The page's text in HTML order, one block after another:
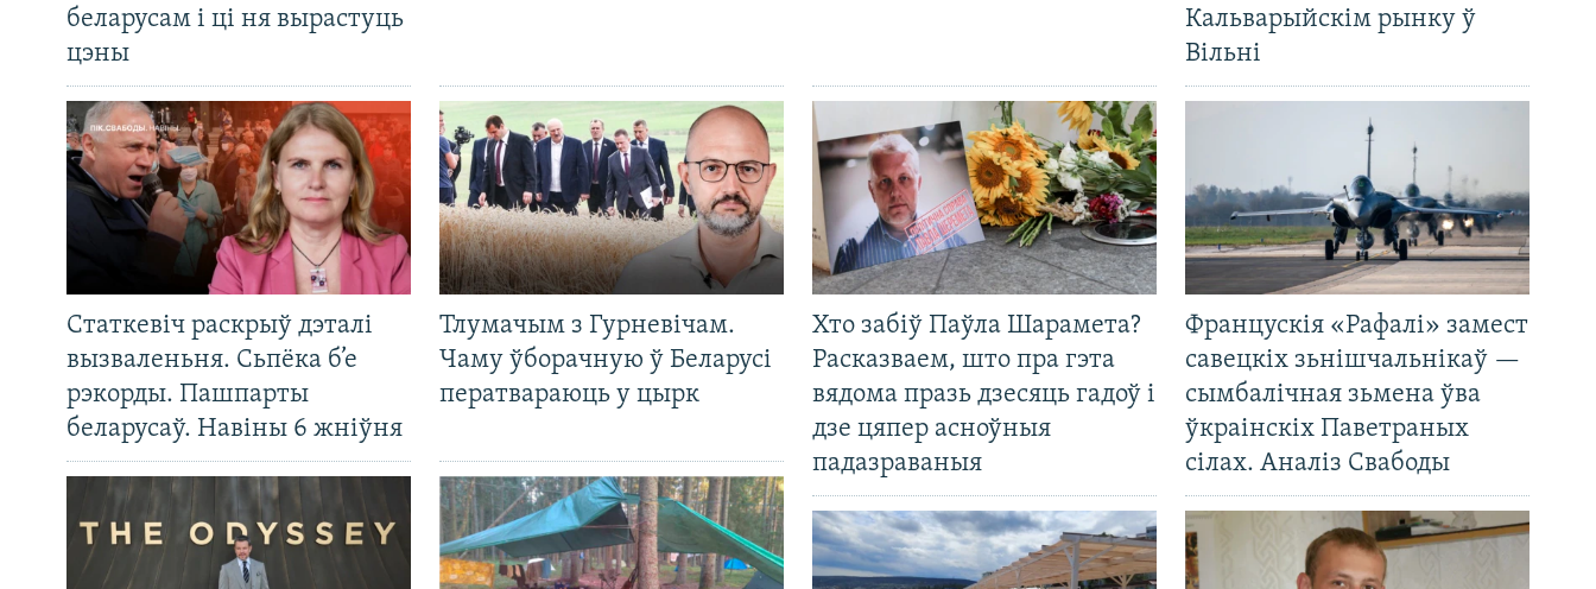
беларусам і ці ня вырастуць
цэны
Статкевіч раскрыў дэталі
вызваленьня. Сьпёка б’е
рэкорды. Пашпарты
беларусаў. Навіны 6 жніўня
Тлумачым з Гурневічам.
Чаму ўборачную ў Беларусі
ператвараюць у цырк
Кальварыйскім рынку ў
Вільні
Хто забіў Паўла Шарамета?
Расказваем, што пра гэта
вядома празь дзесяць гадоў і
дзе цяпер асноўныя
падазраваныя
Францускія «Рафалі» замест
савецкіх зьнішчальнікаў —
сымбалічная зьмена ўва
ўкраінскіх Паветраных
сілах. Аналіз Свабоды